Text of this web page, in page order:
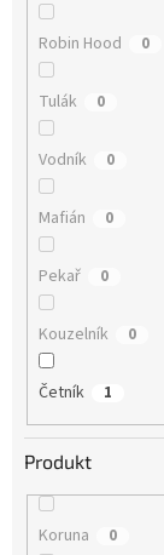
Robin Hood 0
Tulák 0
Vodník 0
Mafián 0
Pekař 0
Kouzelník 0
Četník 1
Produkt
Koruna 0